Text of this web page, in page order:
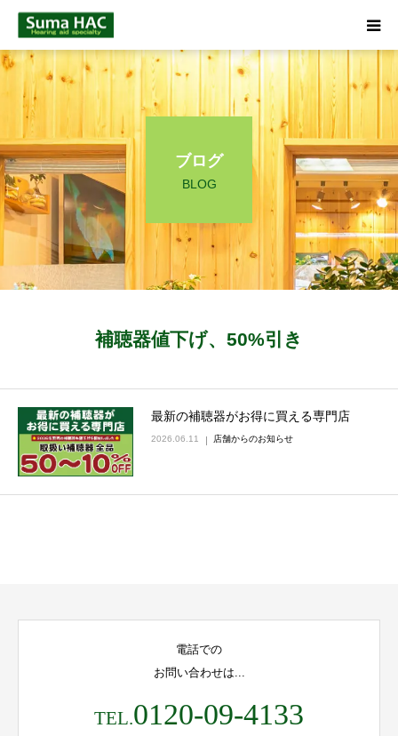
ブログ
BLOG
補聴器値下げ、50%引き
最新の補聴器がお得に買える専門店
2026.06.11 店舗からのお知らせ
電話での
お問い合わせは...
TEL.0120-09-4133
HOME
聞こえでお悩みの方へ
補聴器について
店舗のご案内
☎ 0120-09-4133